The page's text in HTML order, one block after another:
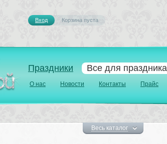
Праздники Все для праздника
О нас Новости Контакты Прайс
Вход Корзина пуста
Весь каталог